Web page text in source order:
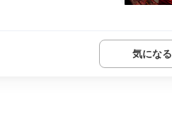
気になる